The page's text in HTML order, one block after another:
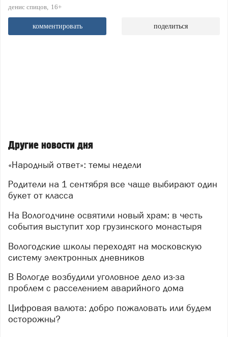
денис спицов 16+
комментировать поделиться
Другие новости дня
«Народный ответ»: темы недели
Родители на 1 сентября все чаще выбирают один
букет от класса
На Вологодчине освятили новый храм: в честь
события выступит хор грузинского монастыря
Вологодские школы переходят на московскую
систему электронных дневников
В Вологде возбудили уголовное дело из-за
проблем с расселением аварийного дома
Цифровая валюта: добро пожаловать или будем
осторожны?